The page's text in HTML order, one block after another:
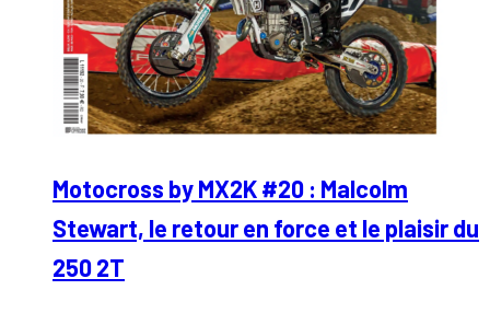
Motocross by MX2K #20 : Malcolm
Stewart, le retour en force et le plaisir du
250 2T